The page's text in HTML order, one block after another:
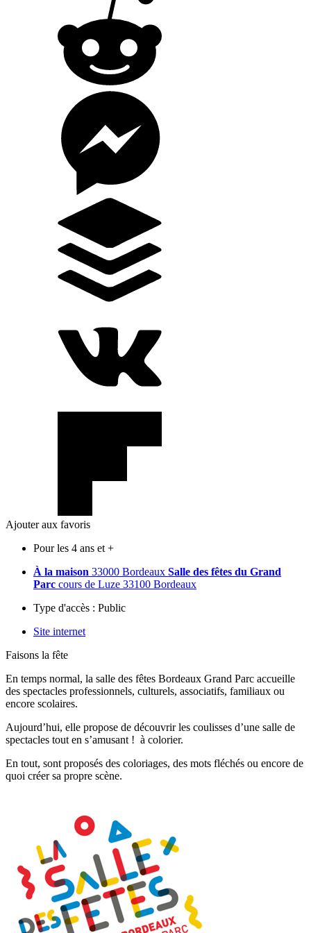
Ajouter aux favoris
Pour les 4 ans et +
À la maison 33000 Bordeaux Salle des fêtes du Grand
Parc cours de Luze 33100 Bordeaux
Type d'accès : Public
Site internet
Faisons la fête
En temps normal, la salle des fêtes Bordeaux Grand Parc accueille
des spectacles professionnels, culturels, associatifs, familiaux ou
encore scolaires.
Aujourd’hui, elle propose de découvrir les coulisses d’une salle de
spectacles tout en s’amusant ! à colorier.
En tout, sont proposés des coloriages, des mots fléchés ou encore de
quoi créer sa propre scène.